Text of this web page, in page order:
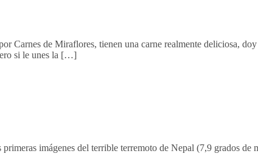
Carnes de Miraflores, tienen una carne realmente deliciosa,
si le unes la […]
imágenes del terrible terremoto de Nepal (7,9 grados